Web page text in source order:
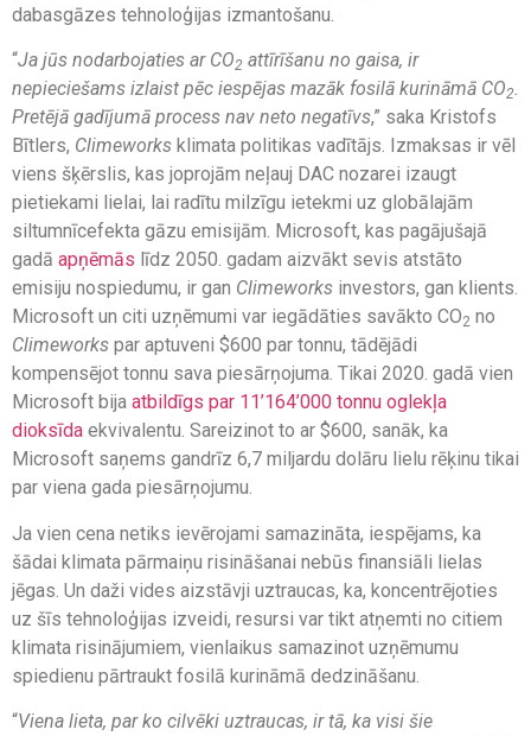
dabasgāzes tehnoloģijas izmantošanu.
“Ja jūs nodarbojaties ar CO2 attīrīšanu no gaisa, ir
nepieciešams izlaist pēc iespējas mazāk fosilā kurināmā CO2.
Pretējā gadījumā process nav neto negatīvs,” saka Kristofs
Bītlers, Climeworks klimata politikas vadītājs. Izmaksas ir vēl
viens šķērslis, kas joprojām neļauj DAC nozarei izaugt
pietiekami lielai, lai radītu milzīgu ietekmi uz globālajām
siltumnīcefekta gāzu emisijām. Microsoft, kas pagājušajā
gadā apņēmās līdz 2050. gadam aizvākt sevis atstāto
emisiju nospiedumu, ir gan Climeworks investors, gan klients.
Microsoft un citi uzņēmumi var iegādāties savākto CO2 no
Climeworks par aptuveni $600 par tonnu, tādējādi
kompensējot tonnu sava piesārņojuma. Tikai 2020. gadā vien
Microsoft bija atbildīgs par 11’164’000 tonnu oglekļa
dioksīda ekvivalentu. Sareizinot to ar $600, sanāk, ka
Microsoft saņems gandrīz 6,7 miljardu dolāru lielu rēķinu tikai
par viena gada piesārņojumu.
Ja vien cena netiks ievērojami samazināta, iespējams, ka
šādai klimata pārmaiņu risināšanai nebūs finansiāli lielas
jēgas. Un daži vides aizstāvji uztraucas, ka, koncentrējoties
uz šīs tehnoloģijas izveidi, resursi var tikt atņemti no citiem
klimata risinājumiem, vienlaikus samazinot uzņēmumu
spiedienu pārtraukt fosilā kurināmā dedzināšanu.
“Viena lieta, par ko cilvēki uztraucas, ir tā, ka visi šie